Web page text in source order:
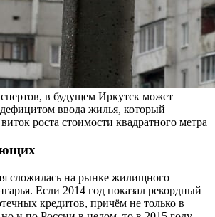
в будущем Иркутск может
дефицитом ввода жилья, который
роста стоимости квадратного метра
сложилась на рынке жилищного
Если 2014 год показал рекордный
кредитов, причём не только в